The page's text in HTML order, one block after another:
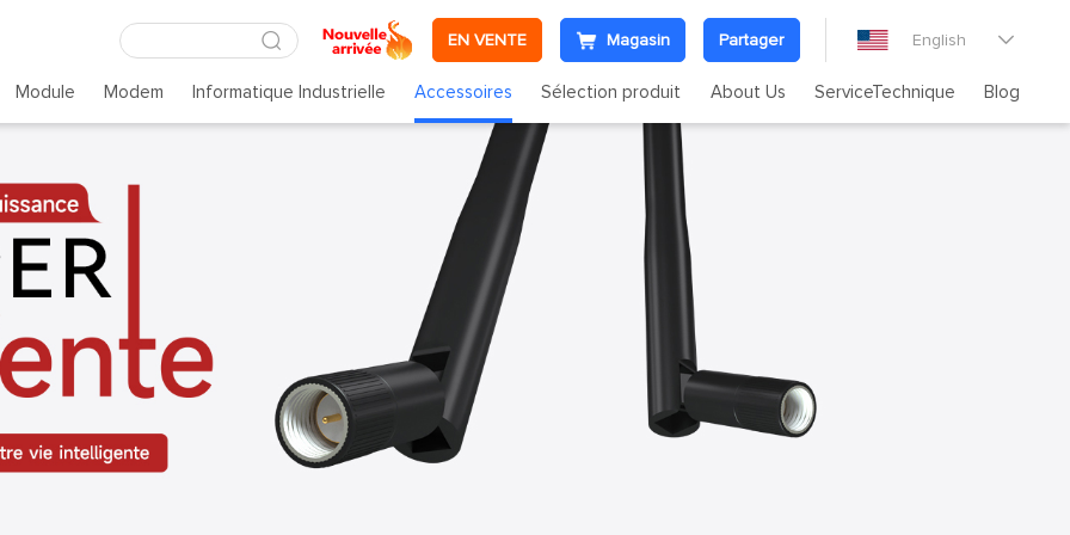
EN VENTE Magasin Partager English 
Module Modem Informatique Industrielle Accessoires Sélection produit About Us ServiceTechnique Blog